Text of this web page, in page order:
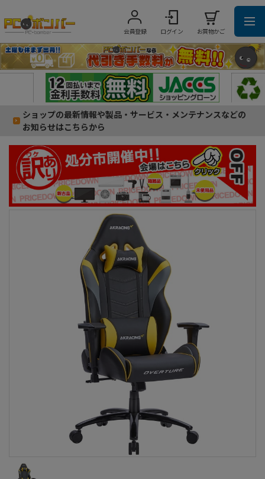
会員登録 ログイン お買物かご
ショップの最新情報や製品・サービス・メンテナンスなどの
お知らせはこちらから